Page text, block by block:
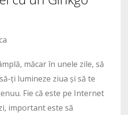
măcar în unele zile, să
ți lumineze ziua și să te
Fie că este pe Internet
important este să